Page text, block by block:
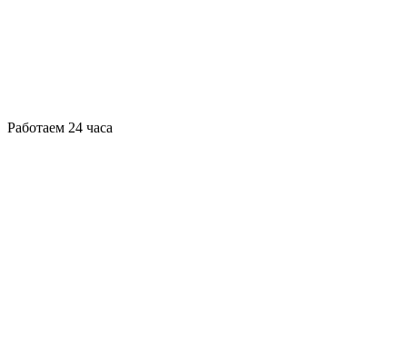
Работаем 24 часа